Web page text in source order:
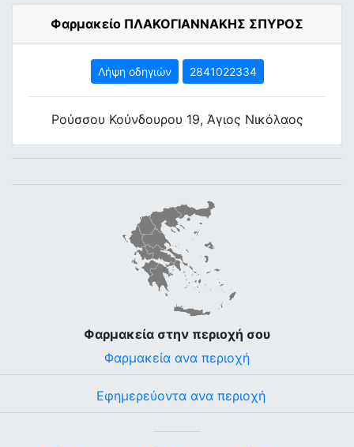
Φαρμακείο ΠΛΑΚΟΓΙΑΝΝΑΚΗΣ ΣΠΥΡΟΣ
Λήψη οδηγιών 2841022334
Ρούσσου Κούνδουρου 19, Άγιος Νικόλαος
Φαρμακεία στην περιοχή σου
Φαρμακεία ανα περιοχή
Εφημερεύοντα ανα περιοχή